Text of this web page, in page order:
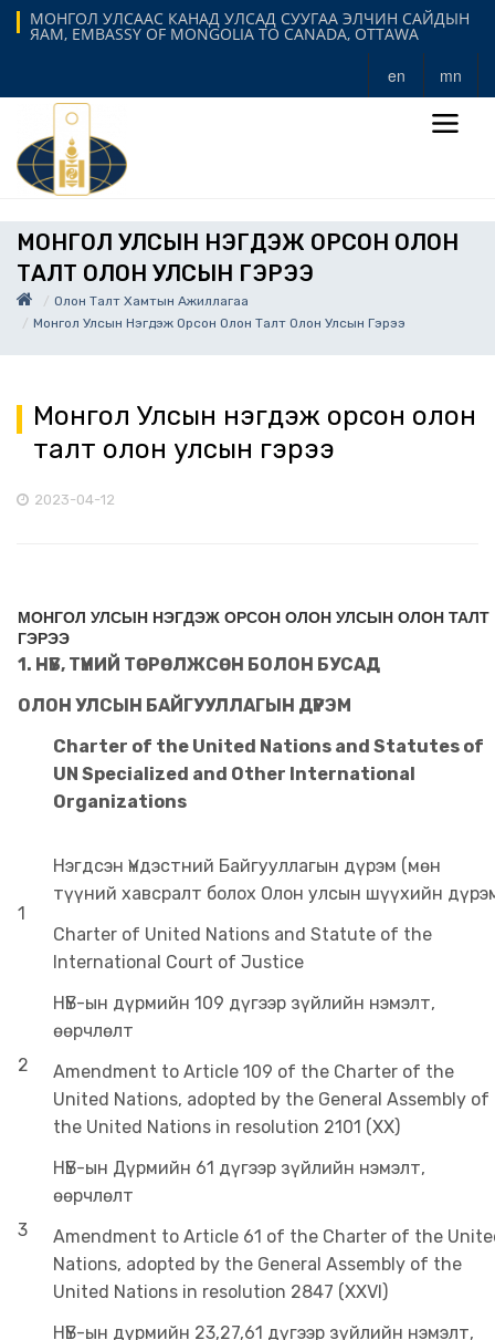
МОНГОЛ УЛСААС КАНАД УЛСАД СУУГАА ЭЛЧИН САЙДЫН
ЯАМ, EMBASSY OF MONGOLIA TO CANADA, OTTAWA
en mn
МОНГОЛ УЛСЫН НЭГДЭЖ ОРСОН ОЛОН
ТАЛТ ОЛОН УЛСЫН ГЭРЭЭ
Олон Талт Хамтын Ажиллагаа
Монгол Улсын Нэгдэж Орсон Олон Талт Олон Улсын Гэрээ
Монгол Улсын нэгдэж орсон олон
талт олон улсын гэрээ
2023-04-12
МОНГОЛ УЛСЫН НЭГДЭЖ ОРСОН ОЛОН УЛСЫН ОЛОН ТАЛТ
ГЭРЭЭ
1. НҮБ, ТҮҮНИЙ ТӨРӨЛЖСӨН БОЛОН БУСАД
ОЛОН УЛСЫН БАЙГУУЛЛАГЫН ДҮРЭМ
Charter of the United Nations and Statutes of
UN Specialized and Other International
Organizations
1
Нэгдсэн Үндэстний Байгууллагын дүрэм (мөн
түүний хавсралт болох Олон улсын шүүхийн
Charter of United Nations and Statute of the
International Court of Justice
2
НҮБ-ын дүрмийн 109 дүгээр зүйлийн нэмэлт,
өөрчлөлт
Amendment to Article 109 of the Charter of the
United Nations, adopted by the General Assembly of
the United Nations in resolution 2101 (XX)
3
НҮБ-ын Дүрмийн 61 дүгээр зүйлийн нэмэлт,
өөрчлөлт
Amendment to Article 61 of the Charter of the
Nations, adopted by the General Assembly of the
United Nations in resolution 2847 (XXVI)
НҮБ-ын дүрмийн 23,27,61 дүгээр зүйлийн нэмэлт,